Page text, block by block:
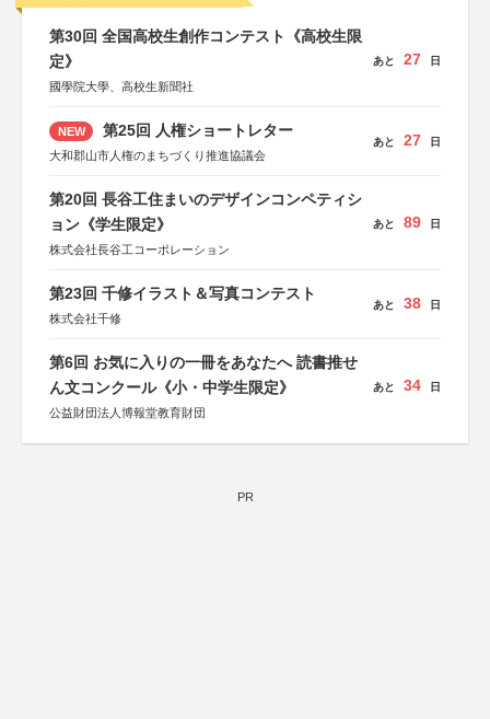
第30回 全国高校生創作コンテスト《高校生限
定》
國學院大學、高校生新聞社
あと 27 日
NEW 第25回 人権ショートレター
大和郡山市人権のまちづくり推進協議会
あと 27 日
第20回 長谷工住まいのデザインコンペティシ
ョン《学生限定》
株式会社長谷工コーポレーション
あと 89 日
第23回 千修イラスト＆写真コンテスト
株式会社千修
あと 38 日
第6回 お気に入りの一冊をあなたへ 読書推せ
ん文コンクール《小・中学生限定》
公益財団法人博報堂教育財団
あと 34 日
PR